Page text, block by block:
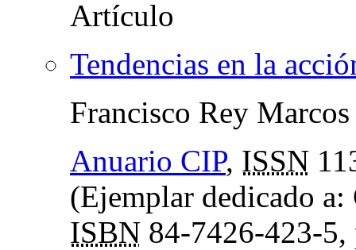
Tendencias en la
Francisco Rey Marcos
Anuario CIP, ISSN
(Ejemplar dedicado a:
ISBN 84-7426-423-5,